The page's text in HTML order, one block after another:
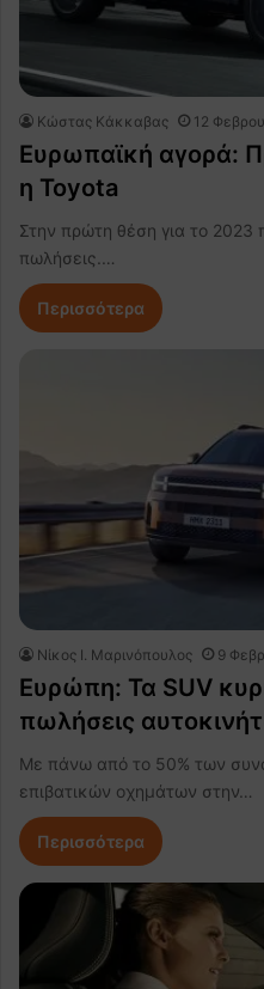
Κώστας Κάκκαβας 12
Ευρωπαϊκή αγορά:
η Toyota
Στην πρώτη θέση για το 2023
πωλήσεις.…
Περισσότερα
Nίκος Ι. Mαρινόπουλος 9
Ευρώπη: Τα SUV
πωλήσεις
Με πάνω από το 50% των
επιβατικών οχημάτων στην…
Περισσότερα